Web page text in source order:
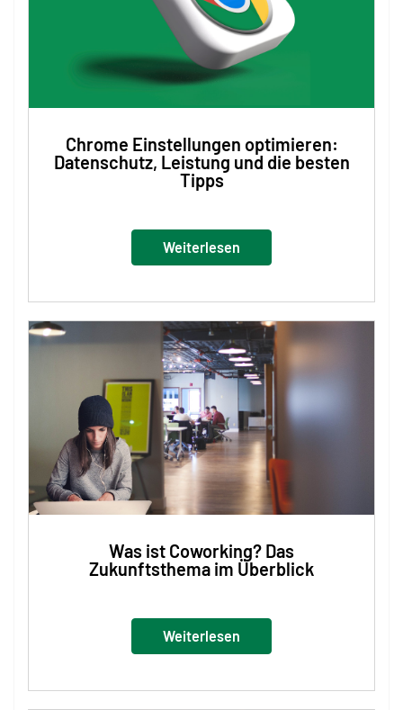
Chrome Einstellungen optimieren:
Datenschutz, Leistung und die besten
Tipps
Weiterlesen
Was ist Coworking? Das
Zukunftsthema im Überblick
Weiterlesen